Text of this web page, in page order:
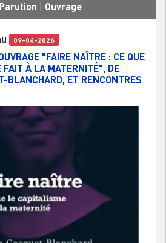
Parution Ouvrage
09-04-2026
"FAIRE NAÎTRE : CE QUE
FAIT À LA MATERNITÉ", DE
BLANCHARD, ET RENCONTRES